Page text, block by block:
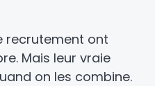
recrutement ont
Mais leur vraie
on les combine.